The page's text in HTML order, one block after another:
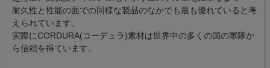
耐久性と性能の面での同様な製品のなかでも最も優れていると考
えられています。
実際にCORDURA(コーデュラ)素材は世界中の多くの国の軍隊か
ら信頼を得ています。